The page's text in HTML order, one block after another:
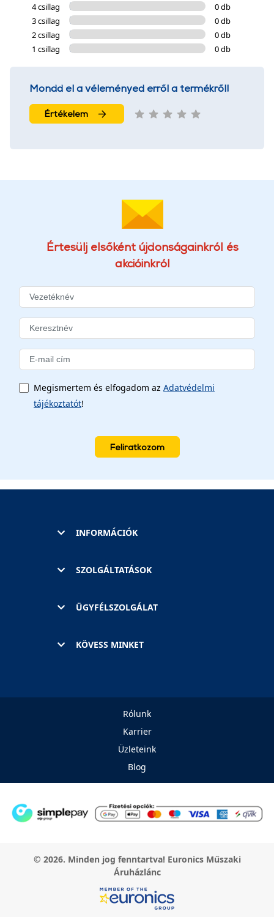
4 csillag
0 db
3 csillag
0 db
2 csillag
0 db
1 csillag
0 db
Mondd el a véleményed erről a termékről!
Értékelem
Értesülj elsőként újdonságainkról és
akcióinkról
Megismertem és elfogadom az Adatvédelmi
tájékoztatót!
Feliratkozom
INFORMÁCIÓK
SZOLGÁLTATÁSOK
ÜGYFÉLSZOLGÁLAT
KÖVESS MINKET
Rólunk
Karrier
Üzleteink
Blog
© 2026. Minden jog fenntartva! Euronics Műszaki
Áruházlánc